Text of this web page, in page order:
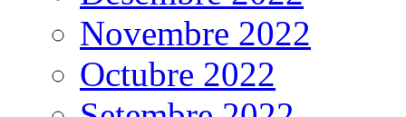
Novembre 2022
Octubre 2022